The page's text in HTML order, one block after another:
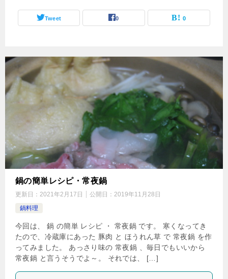
Tweet 0 0
鍋の簡単レシピ・常夜鍋
更新日： 2021年2月17日 公開日： 2019年11月28日
鍋料理
今回は、 鍋 の簡単 レシピ ・ 常夜鍋 です。 寒くなってき
たので、冷蔵庫にあった 豚肉 と ほうれん草 で 常夜鍋 を作
ってみました。 あっさり味の 常夜鍋 、毎日でもいいから
常夜鍋 と言うそうでよ～。 それでは、 […]